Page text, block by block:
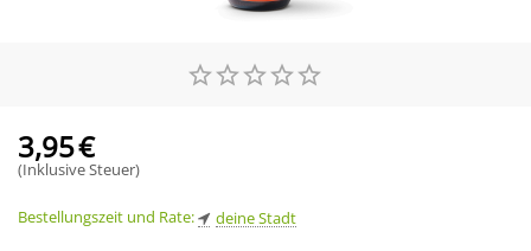
3,95€
(Inklusive Steuer)
Bestellungszeit und Rate: deine Stadt